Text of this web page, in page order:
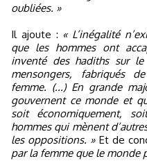
oubliées. »
Il ajoute : « L’inégalité
que les hommes ont
inventé des hadiths sur
mensongers, fabriqués
femme. (...) En grande
gouvernent ce monde et
soit économiquement,
hommes qui mènent
les oppositions. »Et de
par la femme que le monde